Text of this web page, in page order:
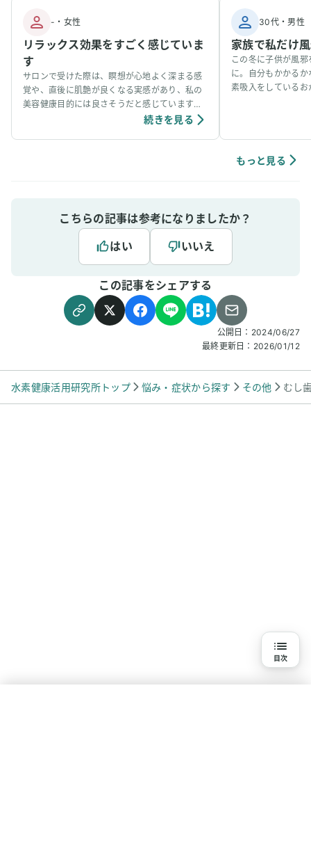
- ・ 女性
リラックス効果をすごく感じていま
す
サロンで受けた際は、瞑想が心地よく深まる感
覚や、直後に肌艶が良くなる実感があり、私の
美容健康目的には良さそうだと感じています。
個人の感想ではありますが、吸入中は、脳波が
続きを見る
30代・男性
家族で私だけ
この冬に子供が風
に。自分もかかる
素吸入をしている
もっと見る
こちらの記事は参考になりましたか？
はい
いいえ
この記事をシェアする
公開日： 2024/06/27
最終更新日： 2026/01/12
水素健康活用研究所トップ 悩み・症状から探す その他 むし
目次